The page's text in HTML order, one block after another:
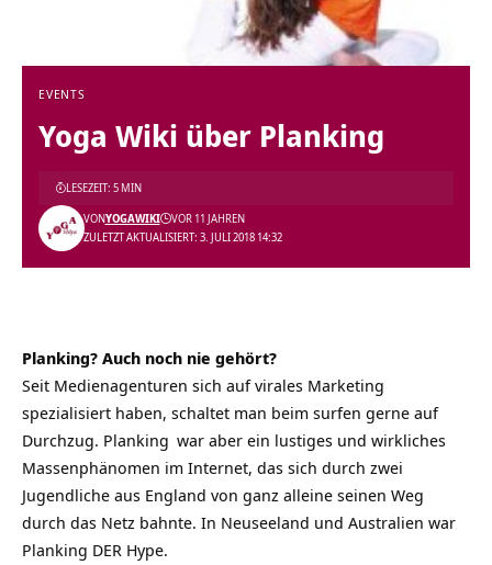
EVENTS
Yoga Wiki über Planking
ZULETZT AKTUALISIERT: 3. JULI 2018 14:32
VONYOGAWIKI VOR 11 JAHREN
LESEZEIT: 5 MIN
Planking? Auch noch nie gehört?
Seit Medienagenturen sich auf virales Marketing
spezialisiert haben, schaltet man beim surfen gerne auf
Durchzug. Planking war aber ein lustiges und wirkliches
Massenphänomen im Internet, das sich durch zwei
Jugendliche aus England von ganz alleine seinen Weg
durch das Netz bahnte. In Neuseeland und Australien war
Planking DER Hype.